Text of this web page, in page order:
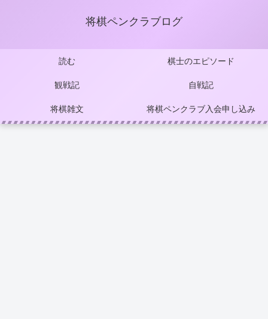
将棋ペンクラブログ
読む 棋士のエピソード
観戦記 自戦記
将棋雑文 将棋ペンクラブ入会申し込み